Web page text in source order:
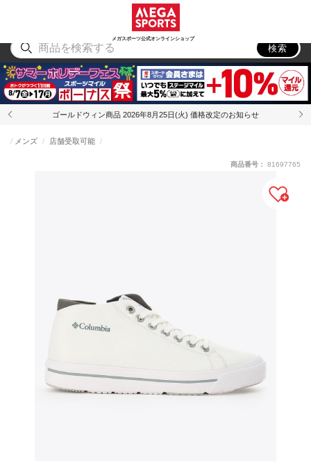
メガスポーツ公式オンラインショップ
アウトドア
検索
ゴールドウィン商品 2026年8月25日(火) 価格改定のお知らせ
メンズ 店舗受取可能
商品番号： 81697765